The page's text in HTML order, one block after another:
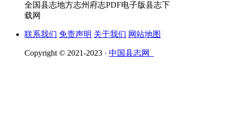
全国县志地方志州府志PDF电子版县志下
载网
联系我们 免责声明 关于我们 网站地图
Copyright © 2021-2023 · 中国县志网